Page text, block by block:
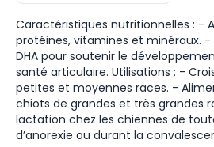
Caractéristiques nutritionnelles : -
protéines, vitamines et minéraux. -
DHA pour soutenir le
santé articulaire. Utilisations : -
petites et moyennes races. -
chiots de grandes et très grandes
lactation chez les chiennes de
d’anorexie ou durant la